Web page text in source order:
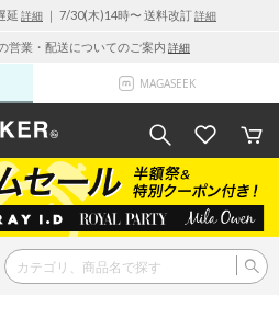
延 詳細 ｜ 7/30(木)14時〜 送料改訂詳細
営業・配送についてのご案内 詳細
MAGASEEK